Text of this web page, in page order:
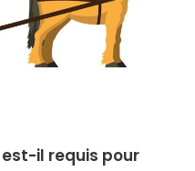
est-il requis pour